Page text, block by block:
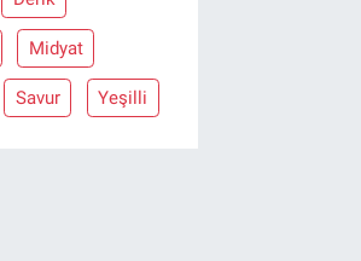
Midyat
Savur Yeşilli